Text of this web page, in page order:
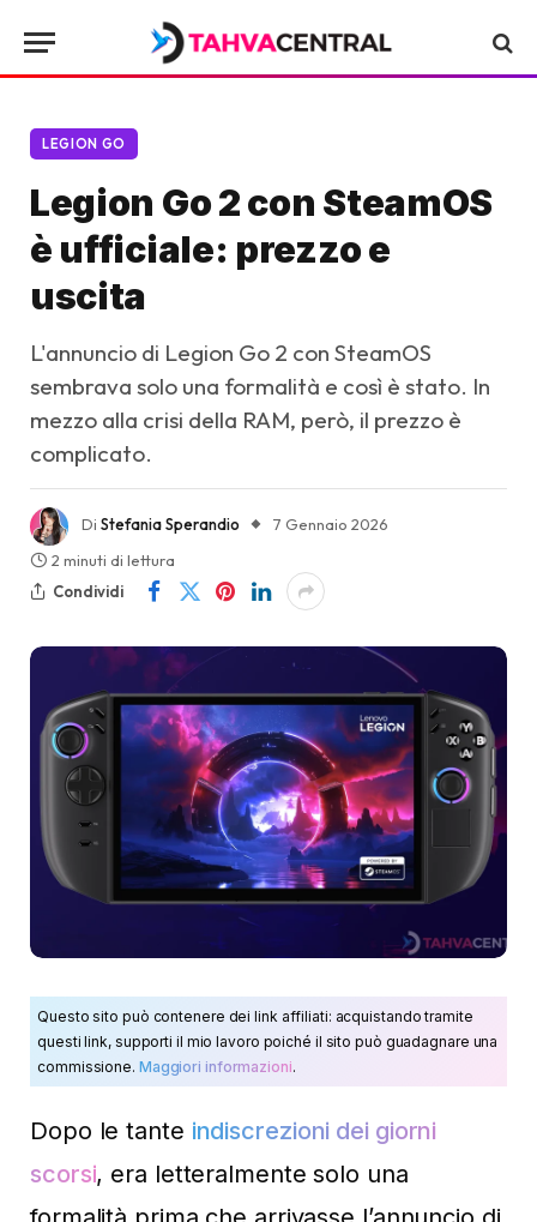
LEGION GO
Legion Go 2 con SteamOS
è ufficiale: prezzo e
uscita
L'annuncio di Legion Go 2 con SteamOS
sembrava solo una formalità e così è stato. In
mezzo alla crisi della RAM, però, il prezzo è
complicato.
Di Stefania Sperandio
7 Gennaio 2026
2 minuti di lettura
Condividi
Questo sito può contenere dei link affiliati: acquistando tramite
questi link, supporti il mio lavoro poiché il sito può guadagnare una
commissione. Maggiori informazioni.
Dopo le tante indiscrezioni dei giorni
scorsi, era letteralmente solo una